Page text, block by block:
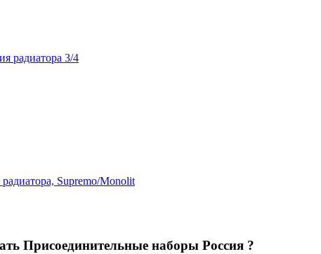
радиатора 3/4
Supremo/Monolit
Присоединительные наборы Россия ?